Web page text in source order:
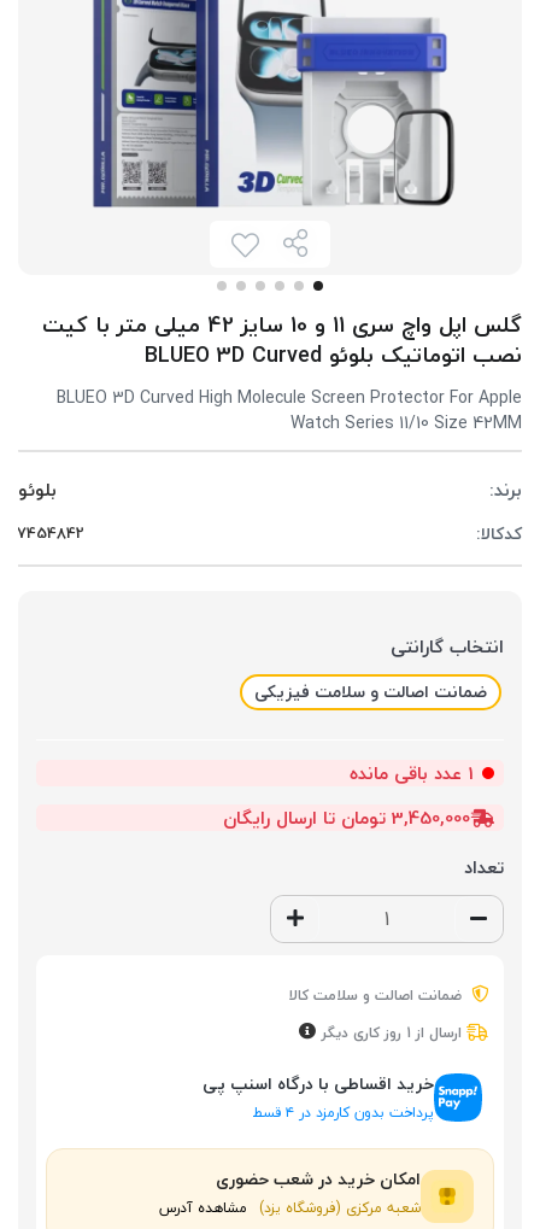
گلس اپل واچ سری 11 و 10 سایز 42 میلی متر با کیت
نصب اتوماتیک بلوئو BLUEO 3D Curved
BLUEO 3D Curved High Molecule Screen Protector For Apple
Watch Series 11/10 Size 42MM
برند: بلوئو
کدکالا:
انتخاب گارانتی
ضمانت اصالت و سلامت فیزیکی
1 عدد باقی مانده
3,450,000 تومان تا ارسال رایگان
تعداد
ضمانت اصالت و سلامت کالا
ارسال از 1 روز کاری دیگر
خرید اقساطی با درگاه اسنپ پی
پرداخت بدون کارمزد در ۴ قسط
امکان خرید در شعب حضوری
شعبه مرکزی (فروشگاه یزد) مشاهده آدرس